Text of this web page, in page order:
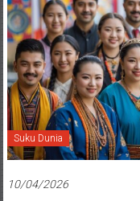
Suku Dunia
10/04/2026